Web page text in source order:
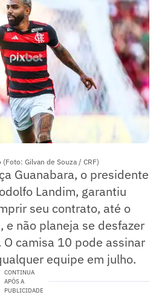
Gilvan de Souza / CRF)
Guanabara, o presidente
Landim, garantiu
seu contrato, até o
não planeja se desfazer
camisa 10 pode assinar
equipe em julho.
CONTINUA
APÓS A
PUBLICIDADE